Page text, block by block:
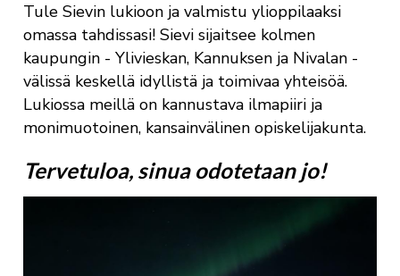
Tule Sievin lukioon ja valmistu ylioppilaaksi
omassa tahdissasi! Sievi sijaitsee kolmen
kaupungin - Ylivieskan, Kannuksen ja Nivalan -
välissä keskellä idyllistä ja toimivaa yhteisöä.
Lukiossa meillä on kannustava ilmapiiri ja
monimuotoinen, kansainvälinen opiskelijakunta.
Tervetuloa, sinua odotetaan jo!